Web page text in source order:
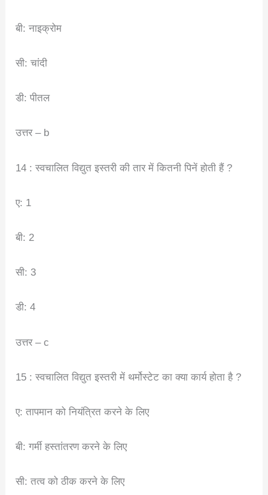
बी: नाइक्रोम
सी: चांदी
डी: पीतल
उत्तर – b
14 : स्वचालित विद्युत इस्तरी की तार में कितनी पिनें होती हैं ?
ए: 1
बी: 2
सी: 3
डी: 4
उत्तर – c
15 : स्वचालित विद्युत इस्तरी में थर्मोस्टेट का क्या कार्य होता है ?
ए: तापमान को नियंत्रित करने के लिए
बी: गर्मी हस्तांतरण करने के लिए
सी: तत्व को ठीक करने के लिए